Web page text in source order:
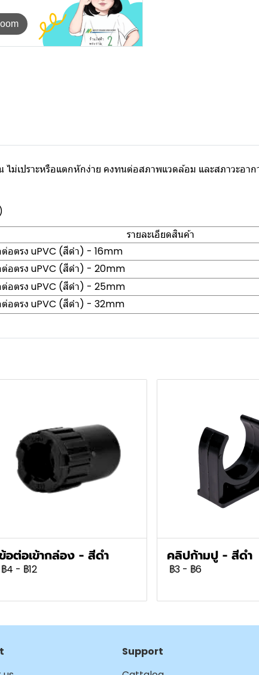
ม่เปราะหรือแตกหักง่าย คงทนต่อสภาพแวดล้อม และสภาวะอาก
รายละเอียดสินค้า
อตรง uPVC (สีดำ) - 16mm
อตรง uPVC (สีดำ) - 20mm
อตรง uPVC (สีดำ) - 25mm
อตรง uPVC (สีดำ) - 32mm
อต่อเข้ากล่อง - สีดำ
฿4 - ฿12
คลิปก้ามปู - สีดำ
฿3 - ฿6
Support